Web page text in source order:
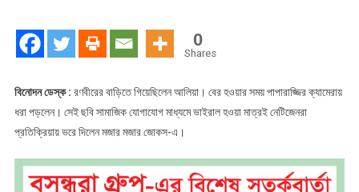
0
Shares
বিনোদন ডেস্ক : রণবীরের বাড়িতে গিয়েছিলেন আলিয়া। বের হওয়ার সময় পাপারাজ্জির ক্যামেরায়
ধরা পড়লেন। সেই ছবি সামাজিক যোগাযোগ মাধ্যমে ভাইরাল হওয়া মাত্রই নেটিজেনরা
প্রতিক্রিয়ায় ভরে দিলেন মজার মজার জোকস-এ।